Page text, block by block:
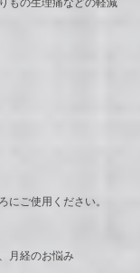
にご使用ください。
月経のお悩み